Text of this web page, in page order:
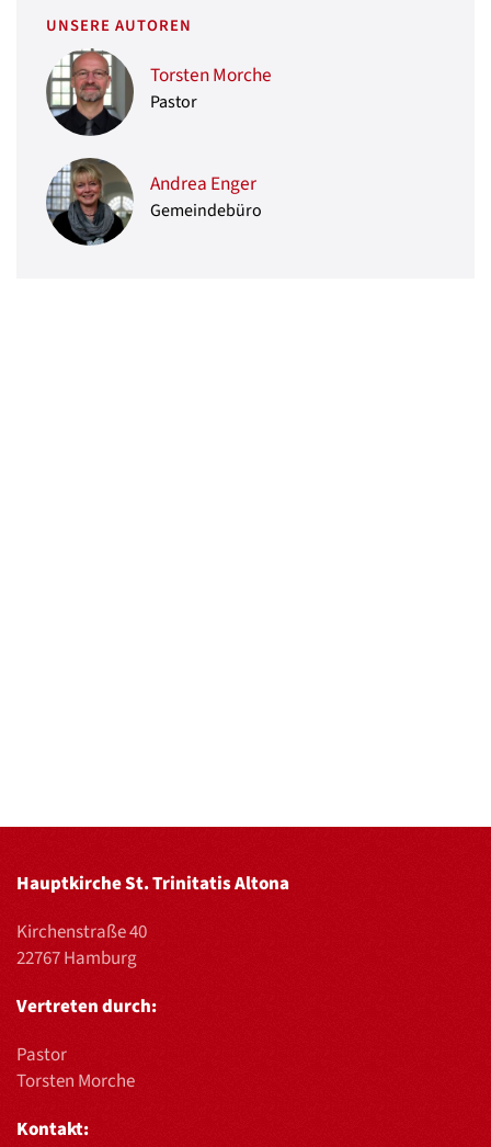
UNSERE AUTOREN
Torsten Morche
Pastor
Andrea Enger
Gemeindebüro
Hauptkirche St. Trinitatis Altona
Kirchenstraße 40
22767 Hamburg
Vertreten durch:
Pastor
Torsten Morche
Kontakt: